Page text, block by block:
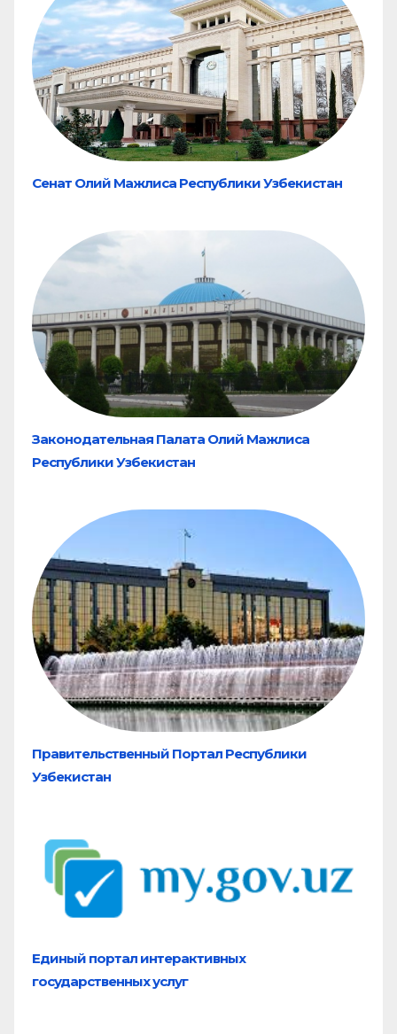
Сенат Олий Мажлиса Республики Узбекистан
Законодательная Палата Олий Мажлиса
Республики Узбекистан
Правительственный Портал Республики
Узбекистан
Единый портал интерактивных
государственных услуг